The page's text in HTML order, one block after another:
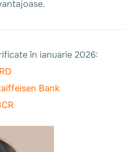
în ianuarie 2026:
Bank